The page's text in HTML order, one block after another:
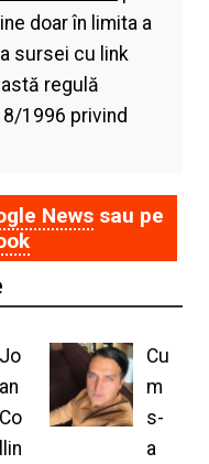
doar în limita a
sursei cu link
regulă
1996 privind
Newssau pe
Jo
an
Co
llin
Cu
m
s-
a